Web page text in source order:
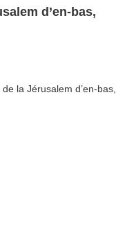
d’en-bas,